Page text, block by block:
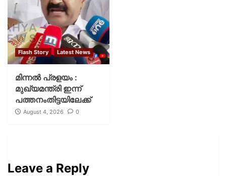
Flash Story Latest News
മിന്നല്‍ പ്രളയം :
മുഖ്യമന്ത്രി ഇന്ന്
പത്തനംതിട്ടയിലേക്ക്
August 4, 2026 0
Leave a Reply